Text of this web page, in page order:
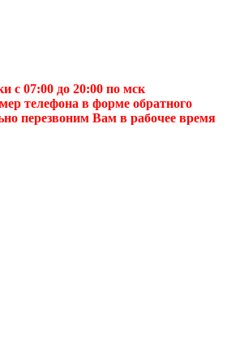
с 07:00 до 20:00 по мск
телефона в форме обратного
перезвоним Вам в рабочее время